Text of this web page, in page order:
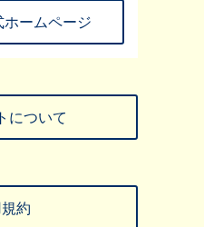
ームページ
について
約